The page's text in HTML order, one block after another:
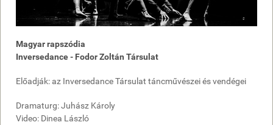
Magyar rapszódia
Inversedance - Fodor Zoltán Társulat
Előadják: az Inversedance Társulat táncművészei és vendégei
Dramaturg: Juhász Károly
Video: Dinea László